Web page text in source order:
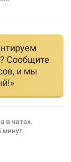
Сообщите
и мы
в чатах.
минут.